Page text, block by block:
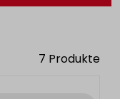
7 Produkte